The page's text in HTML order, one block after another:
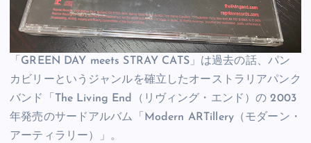
「GREEN DAY meets STRAY CATS」は過去の話、パン
カビリーというジャンルを確立したオーストラリアパンク
バンド「The Living End（リヴィング・エンド）の 2003
年発売のサードアルバム「Modern ARTillery（モダーン・
アーティラリー）」。